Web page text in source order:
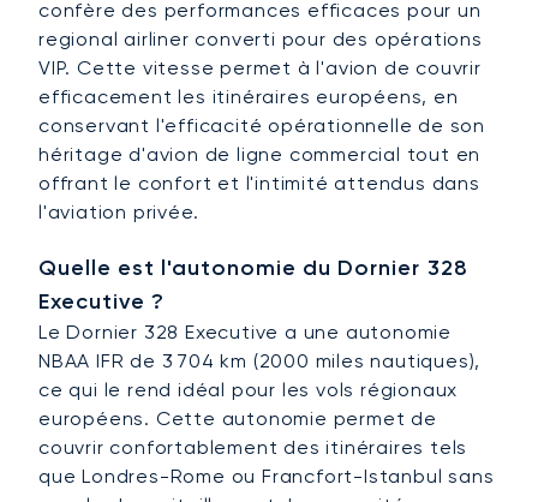
confère des performances efficaces pour un
regional airliner converti pour des opérations
VIP. Cette vitesse permet à l'avion de couvrir
efficacement les itinéraires européens, en
conservant l'efficacité opérationnelle de son
héritage d'avion de ligne commercial tout en
offrant le confort et l'intimité attendus dans
l'aviation privée.
Quelle est l'autonomie du Dornier 328
Executive ?
Le Dornier 328 Executive a une autonomie
NBAA IFR de 3 704 km (2000 miles nautiques),
ce qui le rend idéal pour les vols régionaux
européens. Cette autonomie permet de
couvrir confortablement des itinéraires tels
que Londres-Rome ou Francfort-Istanbul sans